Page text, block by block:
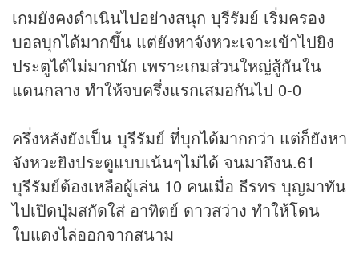
เกมยังคงดำเนินไปอย่างสนุก บุรีรัมย์ เริ่มครอง
บอลบุกได้มากขึ้น แต่ยังหาจังหวะเจาะเข้าไปยิง
ประตูได้ไม่มากนัก เพราะเกมส่วนใหญ่สู้กันใน
แดนกลาง ทำให้จบครึ่งแรกเสมอกันไป 0-0
ครึ่งหลังยังเป็น บุรีรัมย์ ที่บุกได้มากกว่า แต่ก็ยังหา
จังหวะยิงประตูแบบเน้นๆไม่ได้ จนมาถึงน.61
บุรีรัมย์ต้องเหลือผู้เล่น 10 คนเมื่อ ธีรทร บุญมาทัน
ไปเปิดปุ่มสกัดใส่ อาทิตย์ ดาวสว่าง ทำให้โดน
ใบแดงไล่ออกจากสนาม